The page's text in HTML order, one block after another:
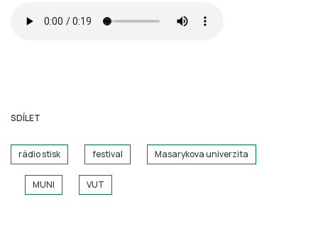
SDÍLET
rádio stisk festival Masarykova univerzita
MUNI VUT